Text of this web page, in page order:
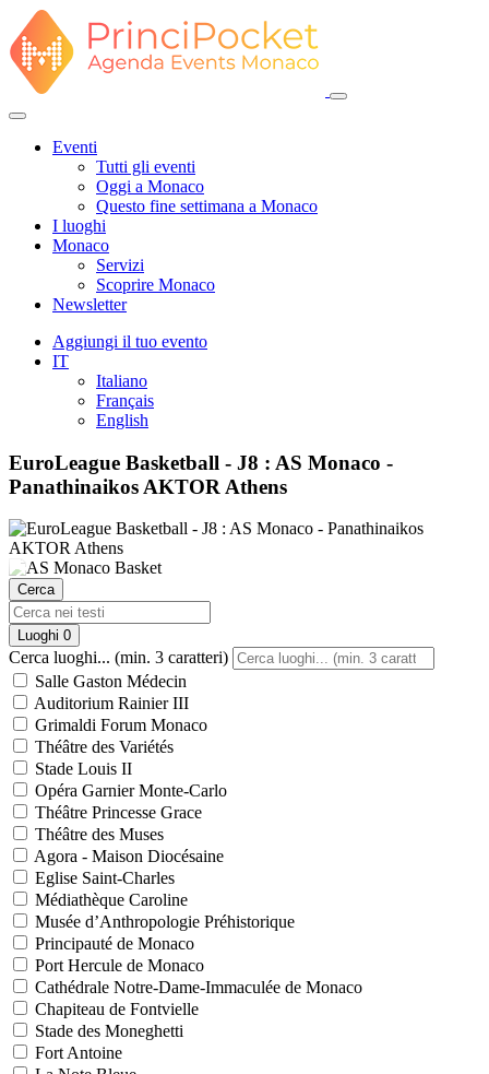
Eventi
Tutti gli eventi
Oggi a Monaco
Questo fine settimana a Monaco
I luoghi
Monaco
Servizi
Scoprire Monaco
Newsletter
Aggiungi il tuo evento
IT
Italiano
Français
English
EuroLeague Basketball - J8 : AS Monaco -
Panathinaikos AKTOR Athens
Cerca
Luoghi 0
Cerca luoghi... (min. 3 caratteri)
Salle Gaston Médecin
Auditorium Rainier III
Grimaldi Forum Monaco
Théâtre des Variétés
Stade Louis II
Opéra Garnier Monte-Carlo
Théâtre Princesse Grace
Théâtre des Muses
Agora - Maison Diocésaine
Eglise Saint-Charles
Médiathèque Caroline
Musée d’Anthropologie Préhistorique
Principauté de Monaco
Port Hercule de Monaco
Cathédrale Notre-Dame-Immaculée de Monaco
Chapiteau de Fontvielle
Stade des Moneghetti
Fort Antoine